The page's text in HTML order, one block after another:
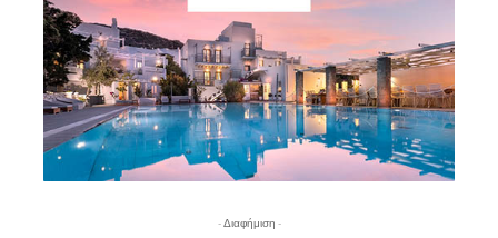
- Διαφήμιση -